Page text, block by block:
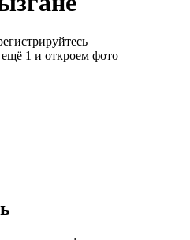
1 и откроем фото